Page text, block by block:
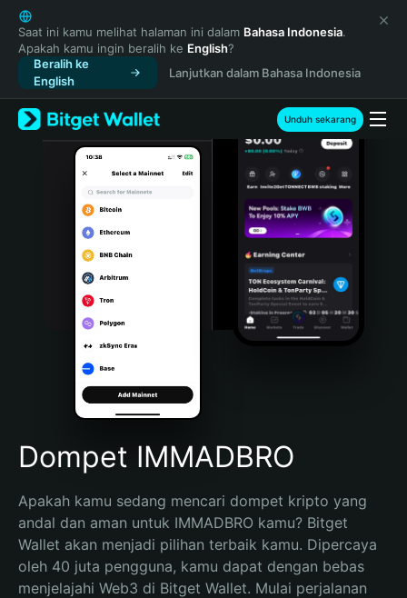
English
日本語
Tiếng Việt
Русский
Español (Latinoamérica)
Türkçe
Italiano
Português (Portugal)
Bahasa Indonesia
Português (Brasil)
Español (Argentina)
Saat ini kamu melihat halaman ini dalam Bahasa Indonesia.
Apakah kamu ingin beralih ke English?
Beralih ke
English
Lanjutkan dalam Bahasa Indonesia
Unduh sekarang
Dompet IMMADBRO
Apakah kamu sedang mencari dompet kripto yang
andal dan aman untuk IMMADBRO kamu? Bitget
Wallet akan menjadi pilihan terbaik kamu. Dipercaya
oleh 40 juta pengguna, kamu dapat dengan bebas
menjelajahi Web3 di Bitget Wallet. Mulai perjalanan